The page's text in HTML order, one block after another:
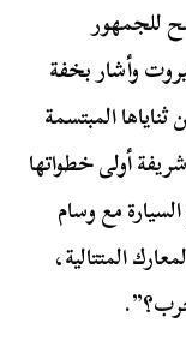
للجمهور
وأشار بخفة
المبتسمة
أولى خطواتها
مع وسام
المتتالية،